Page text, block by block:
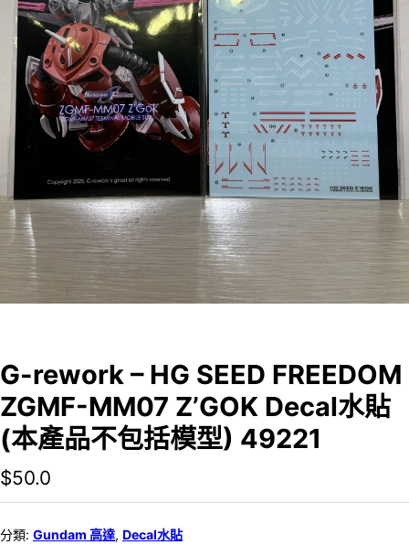
G-rework – HG SEED FREEDOM
ZGMF-MM07 Z’GOK Decal水貼
(本產品不包括模型) 49221
$50.0
分類: Gundam 高達, Decal水貼